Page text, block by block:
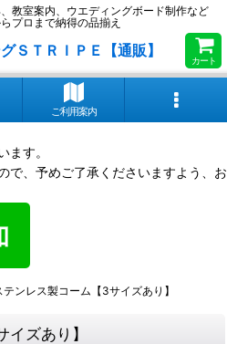
教室案内、ウエディングボード制作など
プロまで納得の品揃え
ＳＴＲＩＰＥ【通販】
カート
ご利用案内
ます。
で、予めご了承くださいますよう、お
テンレス製コーム【3サイズあり】
ズあり】